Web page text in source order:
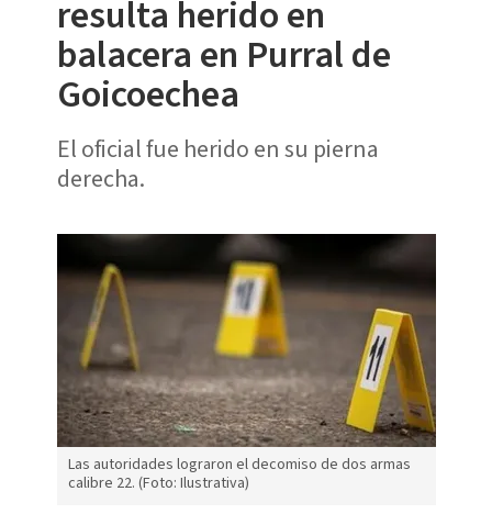
resulta herido en
balacera en Purral de
Goicoechea
El oficial fue herido en su pierna
derecha.
Las autoridades lograron el decomiso de dos armas
calibre 22. (Foto: Ilustrativa)